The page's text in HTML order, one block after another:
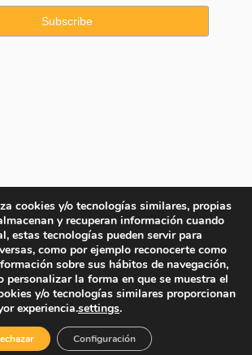
Consulting Spain By JadeVillas S.L. ·
·Privacy Policy·Cookies Policy
cookies y/o tecnologías similares, propias
y recuperan información cuando
estas tecnologías pueden servir para
como por ejemplo reconocerte como
sobre sus hábitos de navegación,
personalizar la forma en que se muestra el
y/o tecnologías similares proporcionan
experiencia.settings.
Configuración